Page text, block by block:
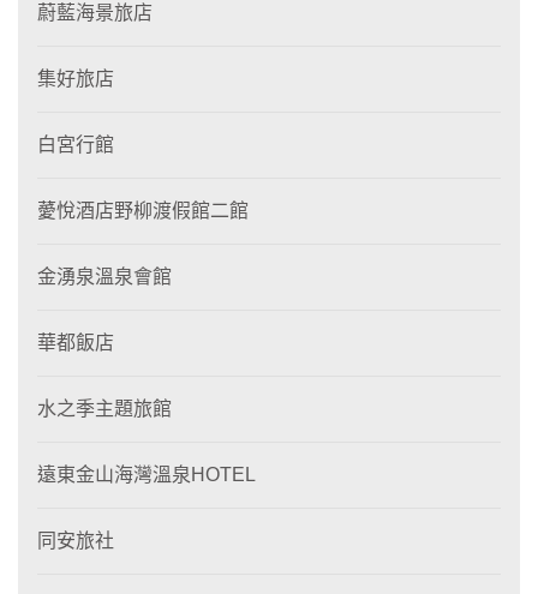
蔚藍海景旅店
集好旅店
白宮行館
薆悅酒店野柳渡假館二館
金湧泉溫泉會館
華都飯店
水之季主題旅館
遠東金山海灣溫泉HOTEL
同安旅社